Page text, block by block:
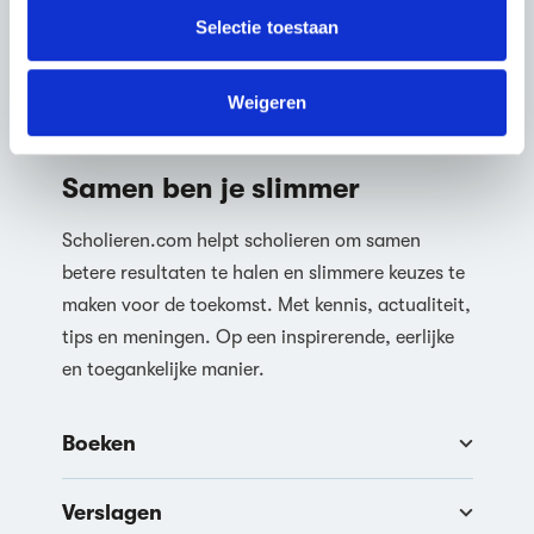
verzameld op basis van jouw gebruik van hun services.
We werken samen met63 derdendie uw gegevens
kunnen ontvangen en verwerken.
Selectie toestaan
Weigeren
Samen ben je slimmer
Scholieren.com helpt scholieren om samen
betere resultaten te halen en slimmere keuzes te
maken voor de toekomst. Met kennis, actualiteit,
tips en meningen. Op een inspirerende, eerlijke
en toegankelijke manier.
Boeken
Verslagen